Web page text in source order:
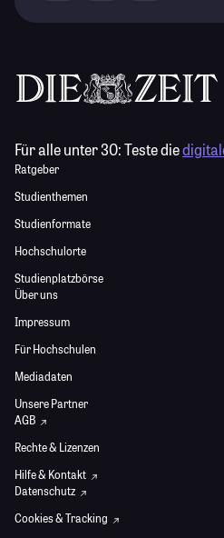
Für alle unter 30:Teste die
Ratgeber
Studienthemen
Studienformate
Hochschulorte
Studienplatzbörse
Über uns
Impressum
Für Hochschulen
Mediadaten
Unsere Partner
AGB
Rechte & Lizenzen
Hilfe & Kontakt
Datenschutz
Cookies & Tracking